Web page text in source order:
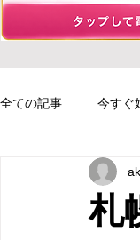
全ての記事 今すぐ
札